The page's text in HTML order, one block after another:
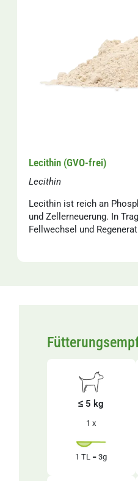
Lecithin (GVO-frei)
Lecithin
Lecithin ist reich an
und Zellerneuerung. In
Fellwechsel und
≤ 5 kg
1 x
1 TL = 3g